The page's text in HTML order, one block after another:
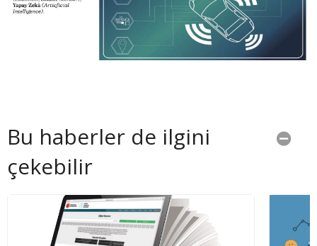
Bu haberler de ilgini
çekebilir